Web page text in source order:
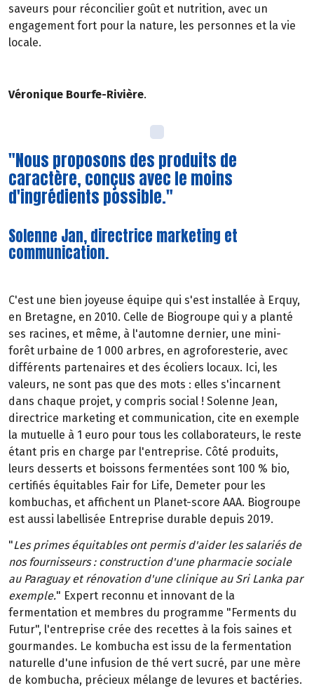
saveurs pour réconcilier goût et nutrition, avec un
engagement fort pour la nature, les personnes et la vie
locale.
Véronique Bourfe-Rivière.
"Nous proposons des produits de
caractère, conçus avec le moins
d'ingrédients possible."
Solenne Jan, directrice marketing et
communication.
C'est une bien joyeuse équipe qui s'est installée à Erquy,
en Bretagne, en 2010. Celle de Biogroupe qui y a planté
ses racines, et même, à l'automne dernier, une mini-
forêt urbaine de 1 000 arbres, en agroforesterie, avec
différents partenaires et des écoliers locaux. Ici, les
valeurs, ne sont pas que des mots : elles s'incarnent
dans chaque projet, y compris social ! Solenne Jean,
directrice marketing et communication, cite en exemple
la mutuelle à 1 euro pour tous les collaborateurs, le reste
étant pris en charge par l'entreprise. Côté produits,
leurs desserts et boissons fermentées sont 100 % bio,
certifiés équitables Fair for Life, Demeter pour les
kombuchas, et affichent un Planet-score AAA. Biogroupe
est aussi labellisée Entreprise durable depuis 2019.
"Les primes équitables ont permis d'aider les salariés de
nos fournisseurs : construction d'une pharmacie sociale
au Paraguay et rénovation d'une clinique au Sri Lanka par
exemple." Expert reconnu et innovant de la
fermentation et membres du programme "Ferments du
Futur", l'entreprise crée des recettes à la fois saines et
gourmandes. Le kombucha est issu de la fermentation
naturelle d'une infusion de thé vert sucré, par une mère
de kombucha, précieux mélange de levures et bactéries.